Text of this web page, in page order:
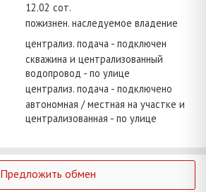
12.02 сот.
пожизнен. наследуемое владение
централиз. подача - подключен
скважина и централизованный
водопровод - по улице
централиз. подача - подключено
автономная / местная на участке и
централизованная - по улице
Предложить обмен